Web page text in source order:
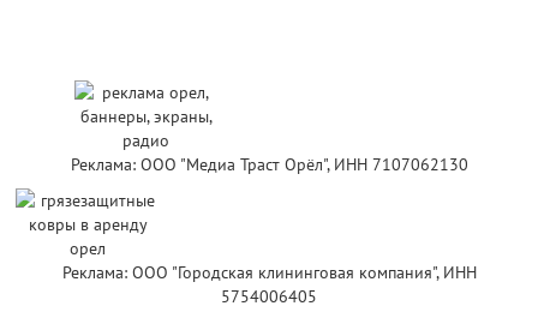
Реклама: ООО "Медиа Траст Орёл", ИНН 7107062130
Реклама: ООО "Городская клининговая компания", ИНН
5754006405